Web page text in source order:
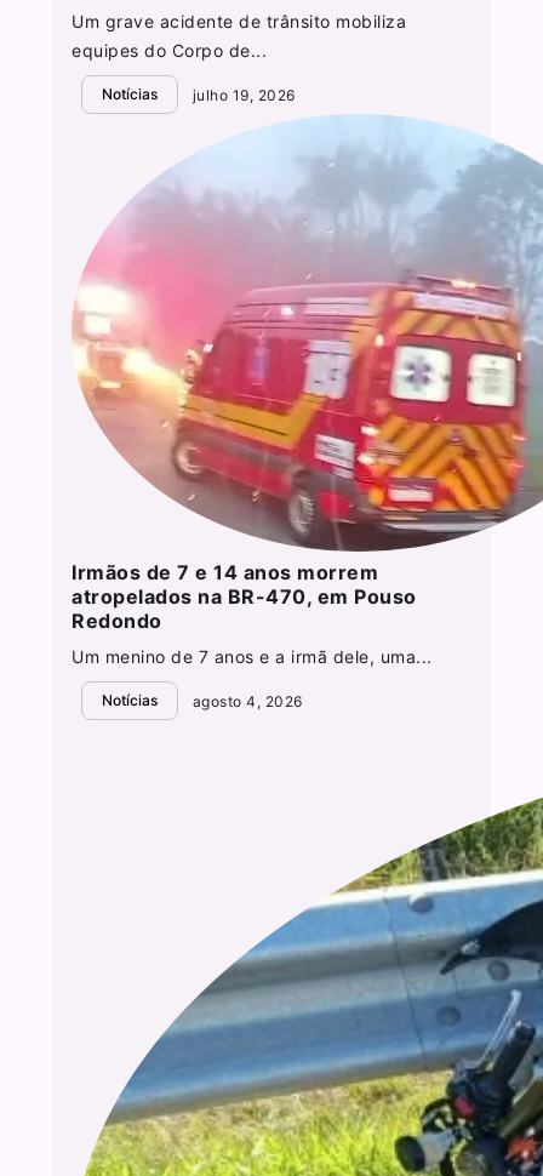
Um grave acidente de trânsito mobiliza
equipes do Corpo de...
Notícias julho 19, 2026
Irmãos de 7 e 14 anos morrem
atropelados na BR-470, em Pouso
Redondo
Um menino de 7 anos e a irmã dele, uma...
Notícias agosto 4, 2026